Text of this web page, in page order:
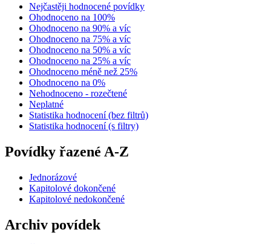
Nejčastěji hodnocené povídky
Ohodnoceno na 100%
Ohodnoceno na 90% a víc
Ohodnoceno na 75% a víc
Ohodnoceno na 50% a víc
Ohodnoceno na 25% a víc
Ohodnoceno méně než 25%
Ohodnoceno na 0%
Nehodnoceno - rozečtené
Neplatné
Statistika hodnocení (bez filtrů)
Statistika hodnocení (s filtry)
Povídky řazené A-Z
Jednorázové
Kapitolové dokončené
Kapitolové nedokončené
Archiv povídek